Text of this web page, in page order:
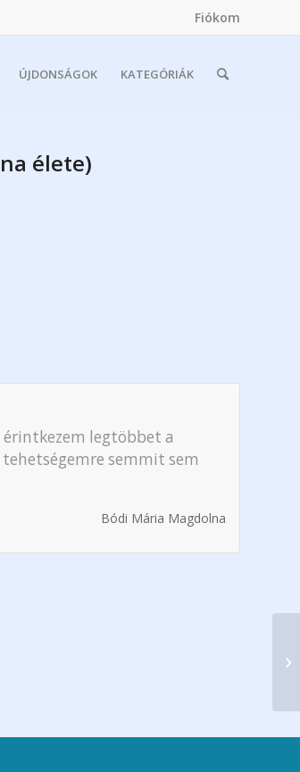
Fiókom
ÚJDONSÁGOK KATEGÓRIÁK
élete)
érintkezem legtöbbet a
semmit sem
Bódi Mária Magdolna